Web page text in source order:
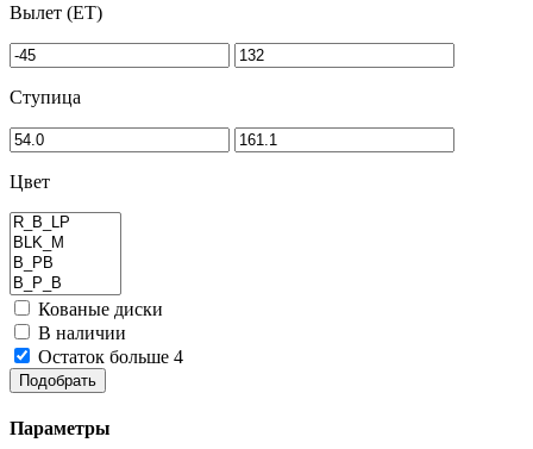
Вылет (ET)
Ступица
Цвет
Кованые диски
В наличии
Остаток больше 4
Подобрать
Параметры